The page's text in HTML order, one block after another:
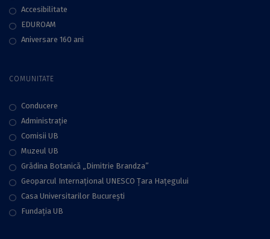
Accesibilitate
EDUROAM
Aniversare 160 ani
COMUNITATE
Conducere
Administraţie
Comisii UB
Muzeul UB
Grădina Botanică „Dimitrie Brandza”
Geoparcul Internațional UNESCO Țara Hațegului
Casa Universitarilor București
Fundaţia UB